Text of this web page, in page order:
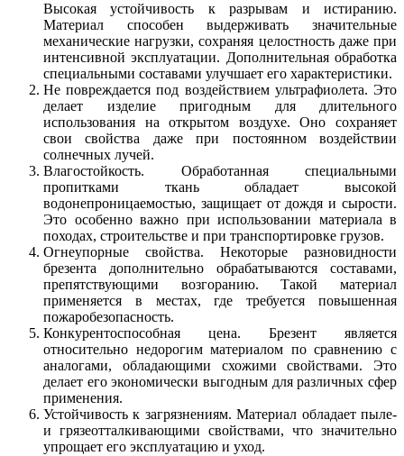
Высокая устойчивость к разрывам и истиранию.
Материал способен выдерживать значительные
механические нагрузки, сохраняя целостность даже при
интенсивной эксплуатации. Дополнительная обработка
специальными составами улучшает его характеристики.
Не повреждается под воздействием ультрафиолета. Это
делает изделие пригодным для длительного
использования на открытом воздухе. Оно сохраняет
свои свойства даже при постоянном воздействии
солнечных лучей.
Влагостойкость. Обработанная специальными
пропитками ткань обладает высокой
водонепроницаемостью, защищает от дождя и сырости.
Это особенно важно при использовании материала в
походах, строительстве и при транспортировке грузов.
Огнеупорные свойства. Некоторые разновидности
брезента дополнительно обрабатываются составами,
препятствующими возгоранию. Такой материал
применяется в местах, где требуется повышенная
пожаробезопасность.
Конкурентоспособная цена. Брезент является
относительно недорогим материалом по сравнению с
аналогами, обладающими схожими свойствами. Это
делает его экономически выгодным для различных сфер
применения.
Устойчивость к загрязнениям. Материал обладает пыле-
и грязеотталкивающими свойствами, что значительно
упрощает его эксплуатацию и уход.